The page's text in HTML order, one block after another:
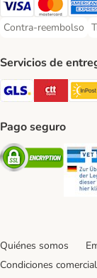
Visa Payment Method
Mastercard
Contra-reembolso
Contra-reembolso
Servicios de
GLS
Pago seguro
Quiénes somos
Condiciones